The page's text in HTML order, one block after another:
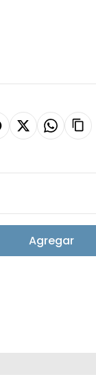
Agregar